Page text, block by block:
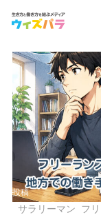
投稿
サラリーマン フ